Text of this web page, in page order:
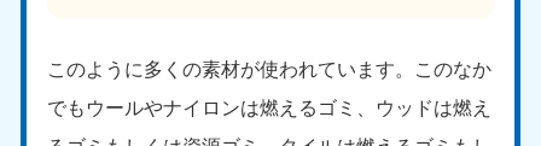
このように多くの素材が使われています。このなか
でもウールやナイロンは燃えるゴミ、ウッドは燃え
山形県
050-1881-5273
宮城県
050-1881-5272